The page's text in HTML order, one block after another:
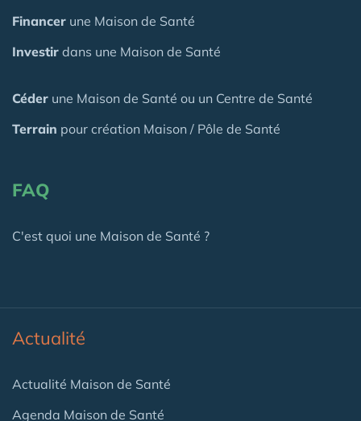
Financer une Maison de Santé
Investir dans une Maison de Santé
Céder une Maison de Santé ou un Centre de Santé
Terrain pour création Maison / Pôle de Santé
FAQ
C'est quoi une Maison de Santé ?
Actualité
Actualité Maison de Santé
Agenda Maison de Santé